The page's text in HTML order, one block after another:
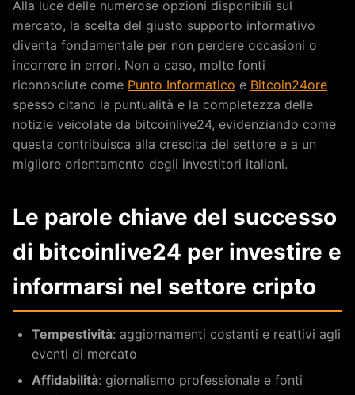
Alla luce delle numerose opzioni disponibili sul
mercato, la scelta del giusto supporto informativo
diventa fondamentale per non perdere occasioni o
incorrere in errori. Non a caso, molte fonti
riconosciute come Punto Informatico e Bitcoin24ore
spesso citano la puntualità e la completezza delle
notizie veicolate da bitcoinlive24, evidenziando come
questa contribuisca alla crescita del settore e a un
migliore orientamento degli investitori italiani.
Le parole chiave del successo
di bitcoinlive24 per investire e
informarsi nel settore cripto
Tempestività: aggiornamenti costanti e reattivi agli
eventi di mercato
Affidabilità: giornalismo professionale e fonti